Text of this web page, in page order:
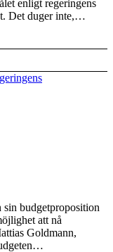
enligt regeringens
Det duger inte,…
sin budgetproposition
att nå
Goldmann,